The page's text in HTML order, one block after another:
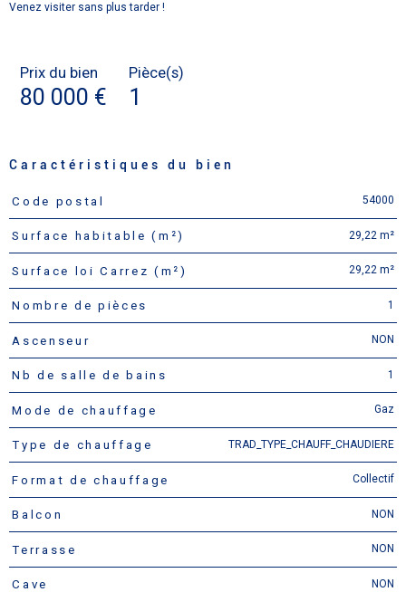
Venez visiter sans plus tarder !
Prix du bien
80 000 €
Pièce(s)
1
Caractéristiques du bien
Caractéristiques
Code postal 54000
Surface habitable (m²) 29,22 m²
Surface loi Carrez (m²) 29,22 m²
Nombre de pièces 1
Ascenseur NON
Nb de salle de bains 1
Mode de chauffage Gaz
Type de chauffage TRAD_TYPE_CHAUFF_CHAUDIERE
Format de chauffage Collectif
Balcon NON
Terrasse NON
Cave NON